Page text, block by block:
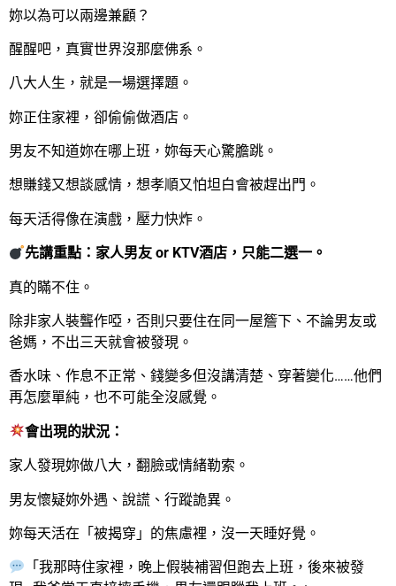
妳以為可以兩邊兼顧？
醒醒吧，真實世界沒那麼佛系。
八大人生，就是一場選擇題。
妳正住家裡，卻偷偷做酒店。
男友不知道妳在哪上班，妳每天心驚膽跳。
想賺錢又想談感情，想孝順又怕坦白會被趕出門。
每天活得像在演戲，壓力快炸。
先講重點：家人男友 or KTV酒店，只能二選一。
真的瞞不住。
除非家人裝聾作啞，否則只要住在同一屋簷下、不論男友或
爸媽，不出三天就會被發現。
香水味、作息不正常、錢變多但沒講清楚、穿著變化……他們
再怎麼單純，也不可能全沒感覺。
會出現的狀況：
家人發現妳做八大，翻臉或情緒勒索。
男友懷疑妳外遇、說謊、行蹤詭異。
妳每天活在「被揭穿」的焦慮裡，沒一天睡好覺。
「我那時住家裡，晚上假裝補習但跑去上班，後來被發